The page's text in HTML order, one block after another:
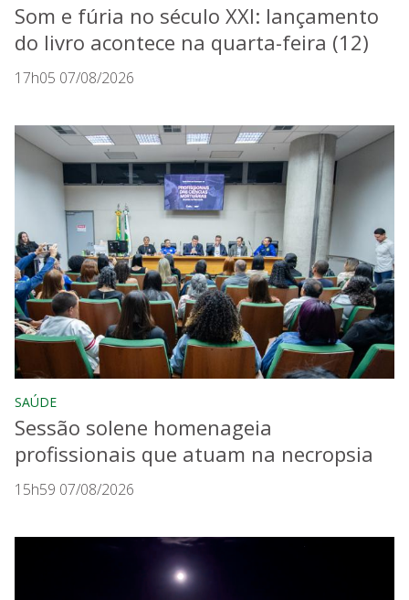
Som e fúria no século XXI: lançamento
do livro acontece na quarta-feira (12)
17h05 07/08/2026
SAÚDE
Sessão solene homenageia
profissionais que atuam na necropsia
15h59 07/08/2026